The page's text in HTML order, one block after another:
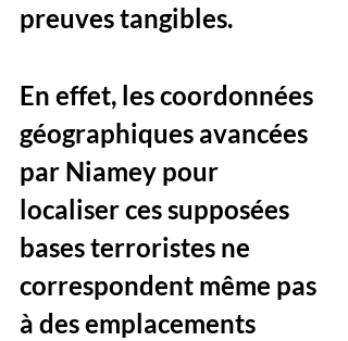
preuves tangibles.
En effet, les coordonnées
géographiques avancées
par Niamey pour
localiser ces supposées
bases terroristes ne
correspondent même pas
à des emplacements